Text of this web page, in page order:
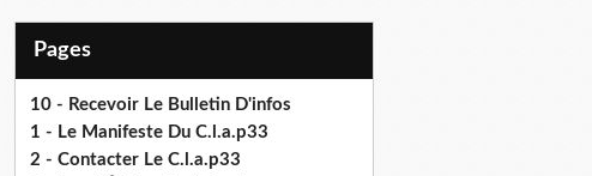
Pages
10 - Recevoir Le Bulletin D'infos
1 - Le Manifeste Du C.l.a.p33
2 - Contacter Le C.l.a.p33